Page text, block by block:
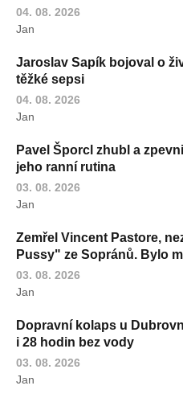
04. 08. 2026
Jan
Jaroslav Sapík bojoval o
těžké sepsi
04. 08. 2026
Jan
Pavel Šporcl zhubl a
jeho ranní rutina
03. 08. 2026
Jan
Zemřel Vincent Pastore,
Pussy" ze Sopránů. Bylo
03. 08. 2026
Jan
Dopravní kolaps u
i 28 hodin bez vody
03. 08. 2026
Jan